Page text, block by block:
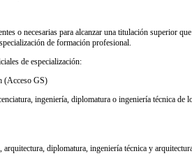
o necesarias para alcanzar una titulación superior
de formación profesional.
de especialización:
(Acceso GS)
ingeniería, diplomatura o ingeniería técnica de
diplomatura, ingeniería técnica y